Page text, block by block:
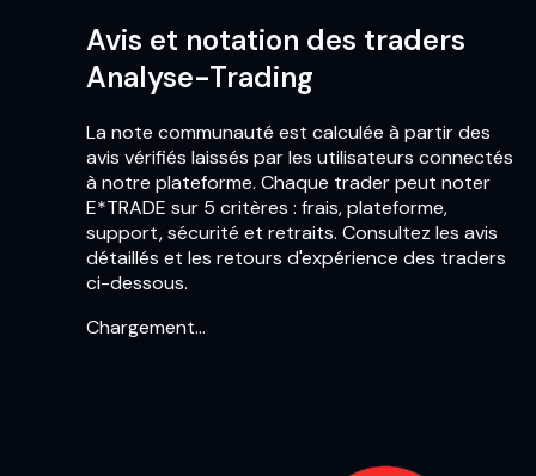
Avis et notation des traders
Analyse-Trading
La note communauté est calculée à partir des
avis vérifiés laissés par les utilisateurs connectés
à notre plateforme. Chaque trader peut noter
E*TRADE sur 5 critères : frais, plateforme,
support, sécurité et retraits. Consultez les avis
détaillés et les retours d'expérience des traders
ci-dessous.
Chargement…